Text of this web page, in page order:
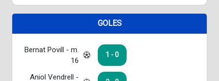
GOLES
Bernat Povill - m.
16
1 - 0
Aniol Vendrell -